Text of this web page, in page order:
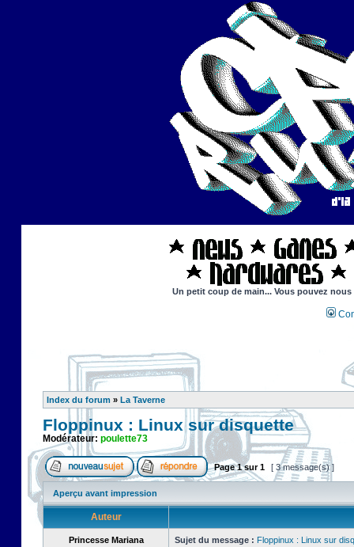
Un petit coup de main... Vous pouvez
Index du forum » La Taverne
Floppinux : Linux sur disquette
Modérateur: poulette73
Page1sur1 [ 3 message(s) ]
Aperçu avant impression
Auteur
Princesse Mariana Sujet du message : Floppinux : Linux sur